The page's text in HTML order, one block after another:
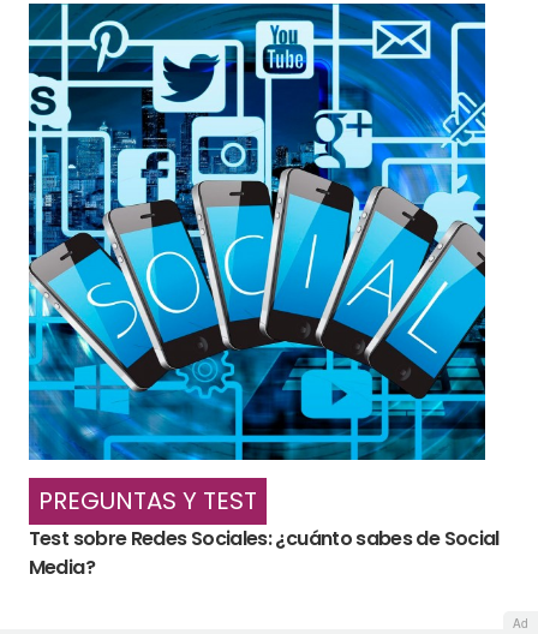
PREGUNTAS Y TEST
Test sobre Redes Sociales: ¿cuánto sabes de Social
Media?
Ad